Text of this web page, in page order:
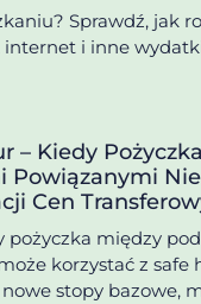
Sprawdź, jak
internet i inne
– Kiedy
Powiązanymi
Cen
pożyczka między
korzystać z safe
stopy bazowe,